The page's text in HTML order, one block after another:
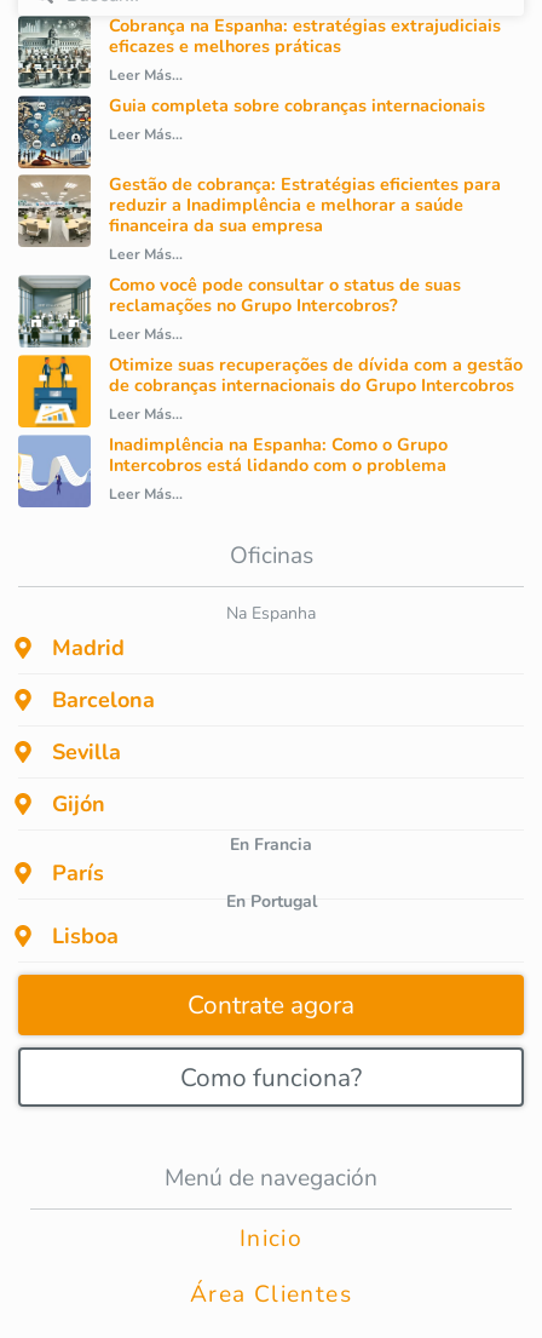
Cobrança na Espanha: estratégias extrajudiciais
eficazes e melhores práticas
Leer Más...
Guia completa sobre cobranças internacionais
Leer Más...
Gestão de cobrança: Estratégias eficientes para
reduzir a Inadimplência e melhorar a saúde
financeira da sua empresa
Leer Más...
Como você pode consultar o status de suas
reclamações no Grupo Intercobros?
Leer Más...
Otimize suas recuperações de dívida com a gestão
de cobranças internacionais do Grupo Intercobros
Leer Más...
Inadimplência na Espanha: Como o Grupo
Intercobros está lidando com o problema
Leer Más...
Oficinas
Na Espanha
Madrid
Barcelona
Sevilla
Gijón
En Francia
París
En Portugal
Lisboa
Contrate agora
Como funciona?
Menú de navegación
Inicio
Área Clientes